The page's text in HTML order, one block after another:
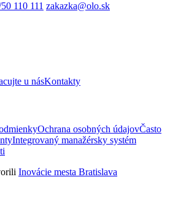
110 111 zakazka@olo.sk
u násKontakty
Ochrana osobných údajovČasto
Integrovaný manažérsky systém
Inovácie mesta Bratislava